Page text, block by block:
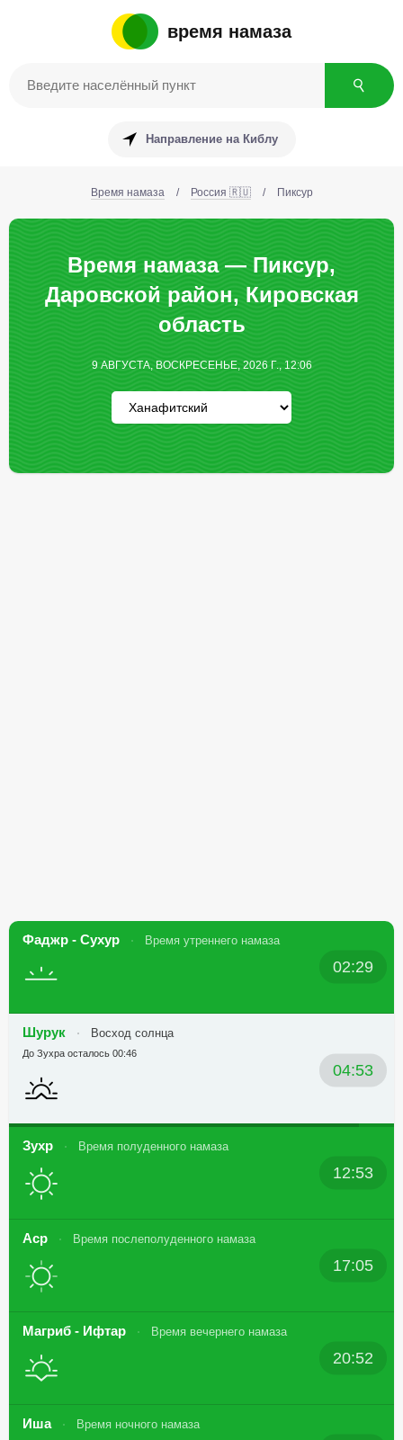
время намаза
Направление на Киблу
Время намаза / Россия 🇷🇺 / Пиксур
Время намаза — Пиксур,
Даровской район, Кировская
область
9 АВГУСТА, ВОСКРЕСЕНЬЕ, 2026 Г., 12:06
Фаджр - Сухур Время утреннего намаза
02:29
Шурук Восход солнца
04:53
До Зухра осталось 00:46
Зухр Время полуденного намаза
12:53
Аср Время послеполуденного намаза
17:05
Магриб - Ифтар Время вечернего намаза
20:52
Иша Время ночного намаза